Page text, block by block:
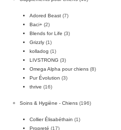
Adored Beast (7)
Baci+ (2)
Blends for Life (3)
Grizzly (1)
kolladog (1)
LIVSTRONG (3)
Omega Alpha pour chiens (8)
Pur Évolution (3)
thrive (16)
Soins & Hygiène - Chiens (196)
Collier Élisabéthain (1)
Propreté (17)